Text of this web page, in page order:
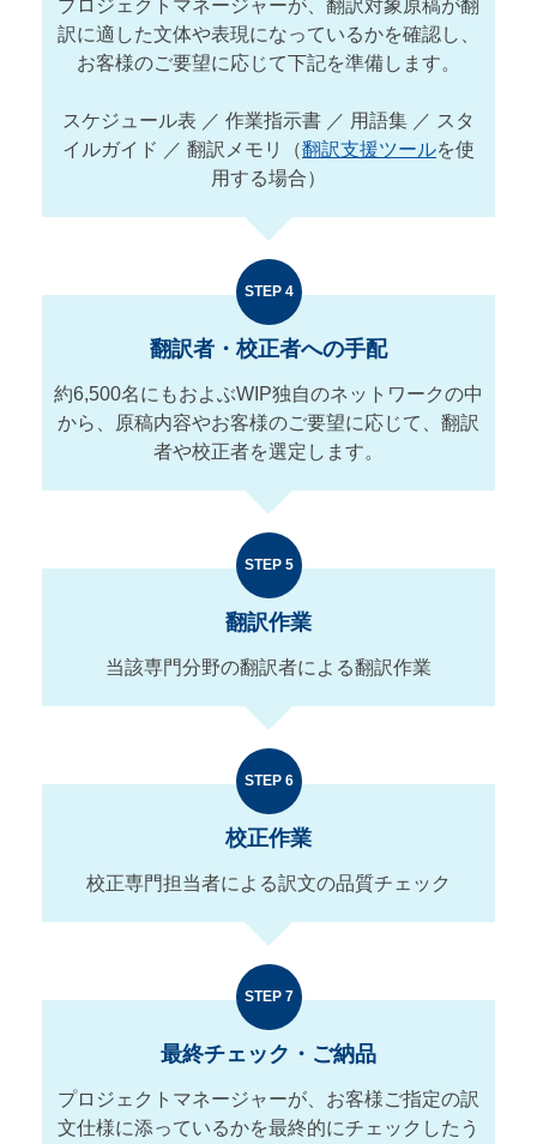
プロジェクトマネージャーが、翻訳対象原稿が翻
訳に適した文体や表現になっているかを確認し、
お客様のご要望に応じて下記を準備します。
スケジュール表 ／ 作業指示書 ／ 用語集 ／ スタ
イルガイド ／ 翻訳メモリ（翻訳支援ツールを使
用する場合）
STEP 4
翻訳者・校正者への手配
約6,500名にもおよぶWIP独自のネットワークの中
から、原稿内容やお客様のご要望に応じて、翻訳
者や校正者を選定します。
STEP 5
翻訳作業
当該専門分野の翻訳者による翻訳作業
STEP 6
校正作業
校正専門担当者による訳文の品質チェック
STEP 7
最終チェック・ご納品
プロジェクトマネージャーが、お客様ご指定の訳
文仕様に添っているかを最終的にチェックしたう